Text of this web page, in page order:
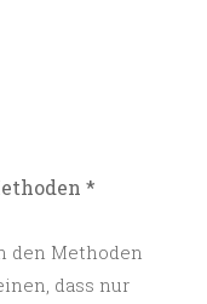
*
den Methoden
dass nur